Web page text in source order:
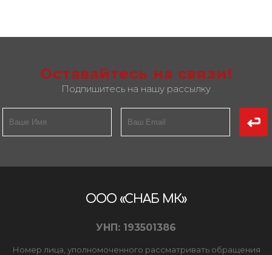
Оставайтесь на связи!
Подпишитесь на нашу рассылку
ООО «СНАБ МК»
УНП: 193501386
Номер лица, уполномоченного рассматривать обращения